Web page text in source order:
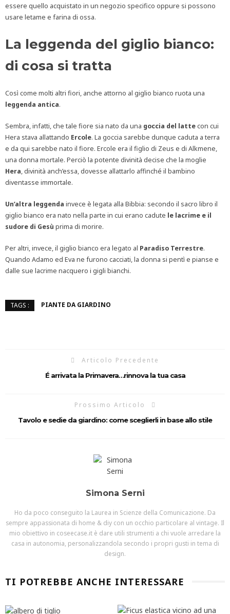
essere quello acquistato in un negozio specifico oppure si possono
usare letame e farina di ossa.
La leggenda del giglio bianco:
di cosa si tratta
Così come molti altri fiori, anche attorno al giglio bianco ruota una
leggenda antica.
Sembra, infatti, che tale fiore sia nato da una goccia del lattecon cui
Hera stava allattando Ercole. La goccia sarebbe dunque caduta a terra
e da qui sarebbe nato il fiore. Ercole era il figlio di Zeus e di Alkmene,
una donna mortale. Perciò la potente divinità decise che la moglie
Hera, divinità anch’essa, dovesse allattarlo affinché il bambino
diventasse immortale.
Un’altra leggenda invece è legata alla Bibbia: secondo il sacro libro il
giglio bianco era nato nella parte in cui erano cadute le lacrime e il
sudore di Gesù prima di morire.
Per altri, invece, il giglio bianco era legato al Paradiso Terrestre.
Quando Adamo ed Eva ne furono cacciati, la donna si pentì e pianse e
dalle sue lacrime nacquero i gigli bianchi.
TAGS : PIANTE DA GIARDINO
Articolo Precedente
É arrivata la Primavera…rinnova la tua casa
Prossimo Articolo
Tavolo e sedie da giardino: come sceglierli in base allo stile
Simona Serni
Ho da poco conseguito la Laurea in Scienze della Comunicazione. Da
sempre appassionata di home & diy con un occhio particolare al vintage. Il
mio obiettivo in coseecase.it è dare utili strumenti a chi vuole arredare la
casa in autonomia, personalizzandola secondo i propri gusti in tema di
design.
TI POTREBBE ANCHE INTERESSARE